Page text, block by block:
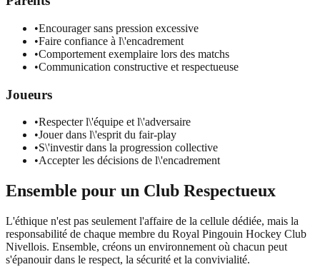
•Encourager sans pression excessive
•Faire confiance à l\'encadrement
•Comportement exemplaire lors des matchs
•Communication constructive et respectueuse
Joueurs
•Respecter l\'équipe et l\'adversaire
•Jouer dans l\'esprit du fair-play
•S\'investir dans la progression collective
•Accepter les décisions de l\'encadrement
Ensemble pour un Club Respectueux
L'éthique n'est pas seulement l'affaire de la cellule dédiée, mais la
responsabilité de chaque membre du Royal Pingouin Hockey Club
Nivellois. Ensemble, créons un environnement où chacun peut
s'épanouir dans le respect, la sécurité et la convivialité.